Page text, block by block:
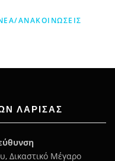
ΑΝΑΚΟΙΝΏΣΕΙΣ
ΛΆΡΙΣΑΣ
Δικαστικό Μέγαρο